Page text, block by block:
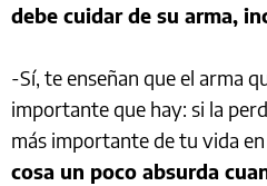
debe cuidar de su arma,
-Sí, te enseñan que el arma
importante que hay: si la
más importante de tu vida
cosa un poco absurda